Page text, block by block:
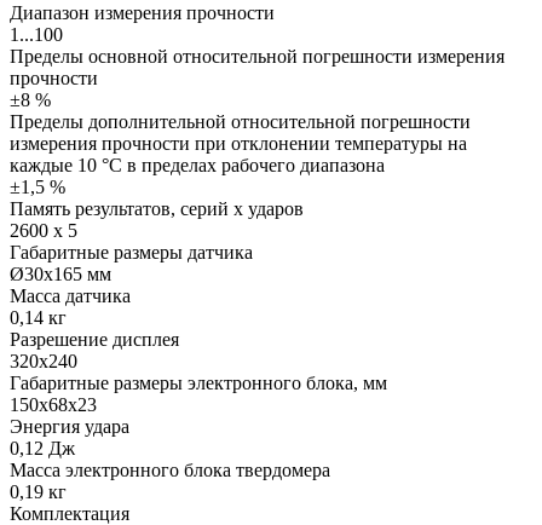
Диапазон измерения прочности
1...100
Пределы основной относительной погрешности измерения
прочности
±8 %
Пределы дополнительной относительной погрешности
измерения прочности при отклонении температуры на
каждые 10 °С в пределах рабочего диапазона
±1,5 %
Память результатов, серий х ударов
2600 х 5
Габаритные размеры датчика
Ø30x165 мм
Масса датчика
0,14 кг
Разрешение дисплея
320х240
Габаритные размеры электронного блока, мм
150x68x23
Энергия удара
0,12 Дж
Масса электронного блока твердомера
0,19 кг
Комплектация